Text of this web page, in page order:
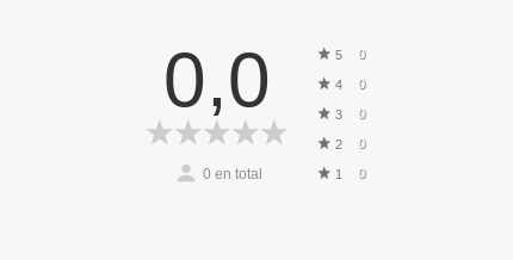
0,0
0 en total
5 0
4 0
3 0
2 0
1 0